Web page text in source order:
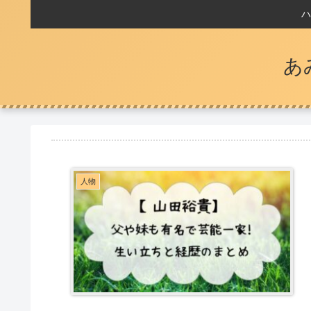
あ
人物